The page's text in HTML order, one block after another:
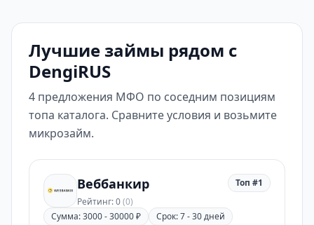
Лучшие займы рядом с
DengiRUS
4 предложения МФО по соседним позициям
топа каталога. Сравните условия и возьмите
микрозайм.
Веббанкир
Рейтинг: 0(0)
Топ #1
Сумма: 3000 - 30000 ₽ Срок: 7 - 30 дней